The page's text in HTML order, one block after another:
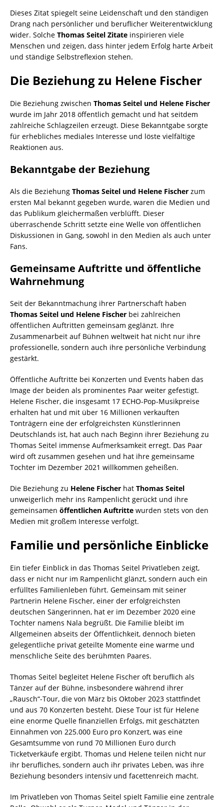
Dieses Zitat spiegelt seine Leidenschaft und den ständigen
Drang nach persönlicher und beruflicher Weiterentwicklung
wider. Solche Thomas Seitel Zitate inspirieren viele
Menschen und zeigen, dass hinter jedem Erfolg harte Arbeit
und ständige Selbstreflexion stehen.
Die Beziehung zu Helene Fischer
Die Beziehung zwischen Thomas Seitel und Helene Fischer
wurde im Jahr 2018 öffentlich gemacht und hat seitdem
zahlreiche Schlagzeilen erzeugt. Diese Bekanntgabe sorgte
für erhebliches mediales Interesse und löste vielfältige
Reaktionen aus.
Bekanntgabe der Beziehung
Als die Beziehung Thomas Seitel und Helene Fischer zum
ersten Mal bekannt gegeben wurde, waren die Medien und
das Publikum gleichermaßen verblüfft. Dieser
überraschende Schritt setzte eine Welle von öffentlichen
Diskussionen in Gang, sowohl in den Medien als auch unter
Fans.
Gemeinsame Auftritte und öffentliche
Wahrnehmung
Seit der Bekanntmachung ihrer Partnerschaft haben
Thomas Seitel und Helene Fischer bei zahlreichen
öffentlichen Auftritten gemeinsam geglänzt. Ihre
Zusammenarbeit auf Bühnen weltweit hat nicht nur ihre
professionelle, sondern auch ihre persönliche Verbindung
gestärkt.
Öffentliche Auftritte bei Konzerten und Events haben das
Image der beiden als prominentes Paar weiter gefestigt.
Helene Fischer, die insgesamt 17 ECHO-Pop-Musikpreise
erhalten hat und mit über 16 Millionen verkauften
Tonträgern eine der erfolgreichsten Künstlerinnen
Deutschlands ist, hat auch nach Beginn ihrer Beziehung zu
Thomas Seitel immense Aufmerksamkeit erregt. Das Paar
wird oft zusammen gesehen und hat ihre gemeinsame
Tochter im Dezember 2021 willkommen geheißen.
Die Beziehung zu Helene Fischer hat Thomas Seitel
unweigerlich mehr ins Rampenlicht gerückt und ihre
gemeinsamen öffentlichen Auftritte wurden stets von den
Medien mit großem Interesse verfolgt.
Familie und persönliche Einblicke
Ein tiefer Einblick in das Thomas Seitel Privatleben zeigt,
dass er nicht nur im Rampenlicht glänzt, sondern auch ein
erfülltes Familienleben führt. Gemeinsam mit seiner
Partnerin Helene Fischer, einer der erfolgreichsten
deutschen Sängerinnen, hat er im Dezember 2020 eine
Tochter namens Nala begrüßt. Die Familie bleibt im
Allgemeinen abseits der Öffentlichkeit, dennoch bieten
gelegentliche privat geteilte Momente eine warme und
menschliche Seite des berühmten Paares.
Thomas Seitel begleitet Helene Fischer oft beruflich als
Tänzer auf der Bühne, insbesondere während ihrer
„Rausch“-Tour, die von März bis Oktober 2023 stattfindet
und aus 70 Konzerten besteht. Diese Tour ist für Helene
eine enorme Quelle finanziellen Erfolgs, mit geschätzten
Einnahmen von 225.000 Euro pro Konzert, was eine
Gesamtsumme von rund 70 Millionen Euro durch
Ticketverkäufe ergibt. Thomas und Helene teilen nicht nur
ihr berufliches, sondern auch ihr privates Leben, was ihre
Beziehung besonders intensiv und facettenreich macht.
Im Privatleben von Thomas Seitel spielt Familie eine zentrale